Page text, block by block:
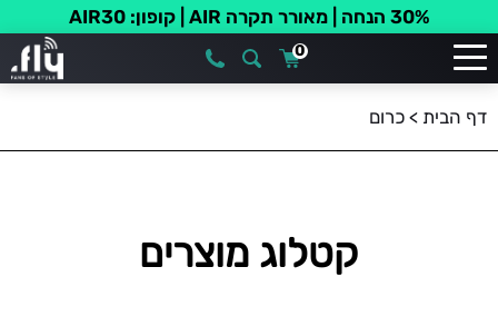
30% הנחה | מאורר תקרה AIR | קופון: AIR30
0
דף הבית > כרום
קטלוג מוצרים